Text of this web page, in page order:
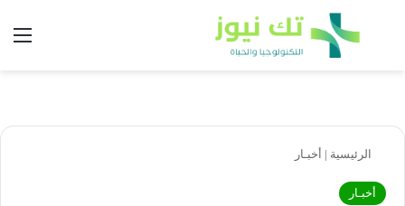
بحث عن
الرئيسية | أخبـار
أخبـار